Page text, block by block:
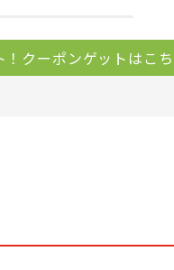
クーポンゲットはこ